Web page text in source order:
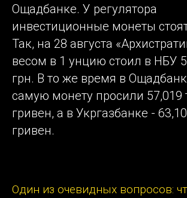
Ощадбанке. У регулятора
инвестиционные монеты
Так, на 28 августа
весом в 1 унцию стоил в НБУ
грн. В то же время в
самую монету просили 57,019
гривен, а в Укргазбанке -
гривен.
Один из очевидных вопросов: